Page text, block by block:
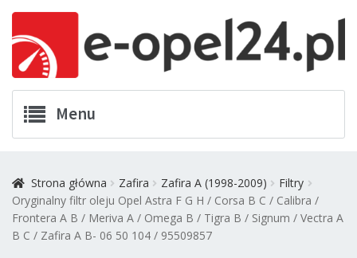
nawigacji
treści
Menu
Zamówienia
Strona główna Zafira Zafira A (1998-2009)
Filtry
Oryginalny filtr oleju Opel Astra F G H / Corsa B C / Calibra /
Frontera A B / Meriva A / Omega B / Tigra B / Signum / Vectra A
B C / Zafira A B- 06 50 104 / 95509857